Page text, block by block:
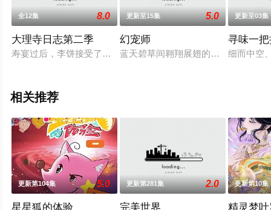
全12集 8.0
大理寺日志第二季
寿宴过后，李饼接受了女皇安排的秘密任务，藏身胡肆，随后
更新至15集 5.0
幻宠师
蓝天碧草间翱翔展翅的云鸟；荒原
更新至03集
寻味一
细而中空
相关推荐
更新第104集 5.0
星星狐的体验
更新第281集 2.0
完美世界
更新第10集
精灵梦